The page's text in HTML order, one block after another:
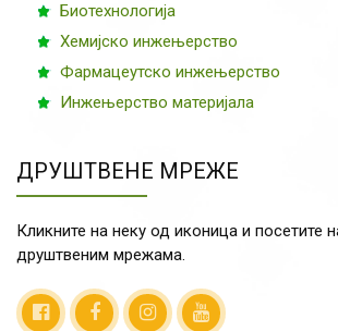
Биотехнологија
Хемијско инжењерство
Фармацеутско инжењерство
Инжењерство материјала
ДРУШТВЕНЕ МРЕЖЕ
Кликните на неку од иконица и посетите
друштвеним мрежама.